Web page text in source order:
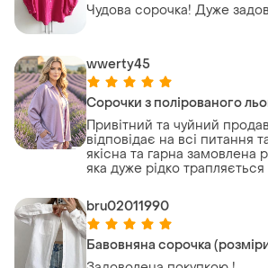
Чудова сорочка! Дуже
wwerty45
Сорочки з полірованого
Привітний та чуйний
відповідає на всі питання
якісна та гарна замовлена
яка дуже рідко трапляється
bru02011990
Бавовняна сорочка (розміри